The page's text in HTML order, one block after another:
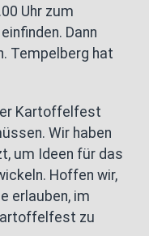
Uhr zum
Dann
Tempelberg hat
Kartoffelfest
Wir haben
um Ideen für das
Hoffen wir,
erlauben, im
zu